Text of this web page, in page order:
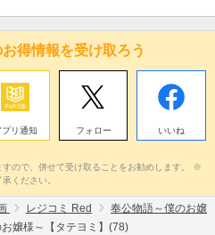
得情報を受け取ろう
プリ通知 フォロー いいね
ので、併せて受け取ることをお勧めします。 ※
ください。
レジコミ Red
奉公物語～僕のお嬢
嬢様～【タテヨミ】(78)